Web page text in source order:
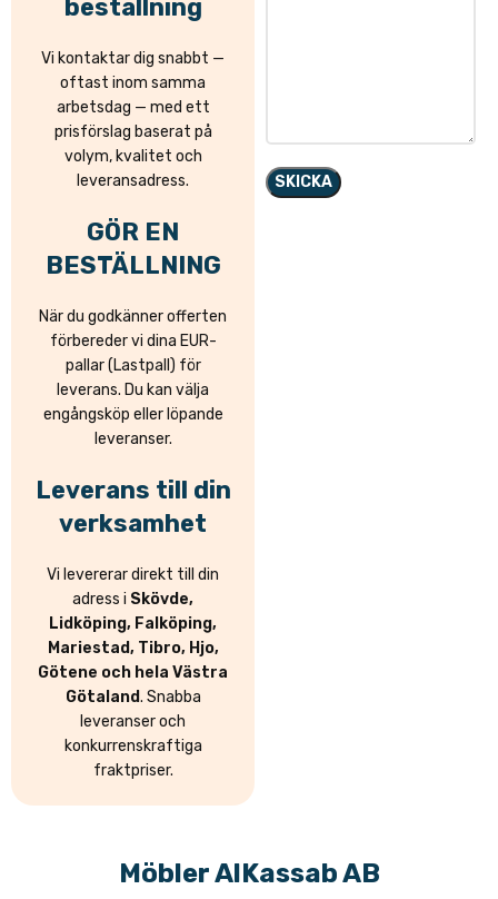
beställning
Vi kontaktar dig snabbt —
oftast inom samma
arbetsdag — med ett
prisförslag baserat på
volym, kvalitet och
leveransadress.
GÖR EN
BESTÄLLNING
När du godkänner offerten
förbereder vi dina EUR-
pallar (Lastpall) för
leverans. Du kan välja
engångsköp eller löpande
leveranser.
Leverans till din
verksamhet
Vi levererar direkt till din
adress i Skövde,
Lidköping, Falköping,
Mariestad, Tibro, Hjo,
Götene och hela Västra
Götaland. Snabba
leveranser och
konkurrenskraftiga
fraktpriser.
Möbler AlKassab AB